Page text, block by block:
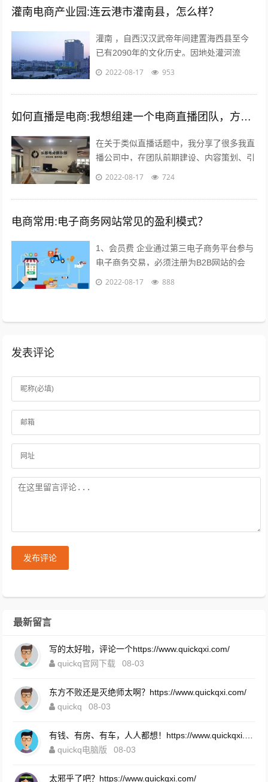
灌南电商产业园:连云港市灌南县，怎么样？
灌南 ，自西汉汉武帝年间建置海西县至今
已有2090年的文化历史。因地处灌河流
域，又因位于灌河之南而得名灌南 ,下辖11
2022-08-17 953
如何直播是电商:我想组建一个电商直播团队，方向是卖女装，请问需要怎么组建？
在关于类似直播话题中，我分享了很多我直
播公司中，在团队前期建设、内容策划、引
流推广及执行过程等干货；本不想多参合这
2022-08-17 724
电商常用:电子商务网站常见的盈利模式？
1、会员费 企业通过第三电子商务平台参与
电子商务交易，必须注册为B2B网站的会
员，每年要交纳一定的会员费，才能享受网
2022-08-17 888
发表评论
发布评论
最新留言
写的太好啦，评论一个https://www.quickqxi.com/
quickq官网下载
08-03
东方不败还是灭绝师太啊？https://www.quickqxi.com/
quickq
08-03
quickq电脑版
08-03
太邪乎了吧？https://www.quickqxi.com/